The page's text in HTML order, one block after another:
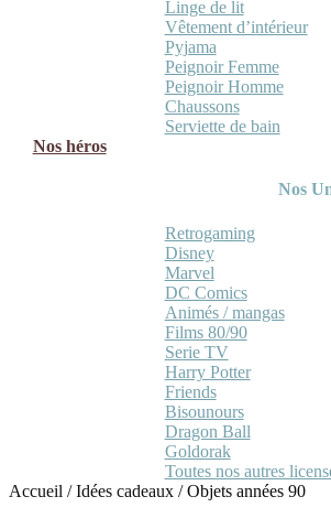
Linge de lit
Vêtement d’intérieur
Pyjama
Peignoir Femme
Peignoir Homme
Chaussons
Serviette de bain
Nos héros
Nos
Retrogaming
Disney
Marvel
DC Comics
Animés / mangas
Films 80/90
Serie TV
Harry Potter
Friends
Bisounours
Dragon Ball
Goldorak
Toutes nos autres
Accueil /Idées cadeaux /Objets années 90